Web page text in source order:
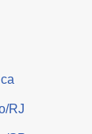
RJ